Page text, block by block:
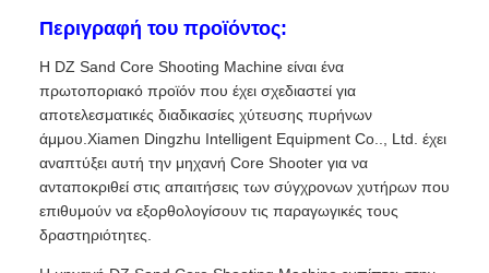
Περιγραφή του προϊόντος:
Η DZ Sand Core Shooting Machine είναι ένα
πρωτοποριακό προϊόν που έχει σχεδιαστεί για
αποτελεσματικές διαδικασίες χύτευσης πυρήνων
άμμου.Xiamen Dingzhu Intelligent Equipment Co.., Ltd. έχει
αναπτύξει αυτή την μηχανή Core Shooter για να
ανταποκριθεί στις απαιτήσεις των σύγχρονων χυτήρων που
επιθυμούν να εξορθολογίσουν τις παραγωγικές τους
δραστηριότητες.